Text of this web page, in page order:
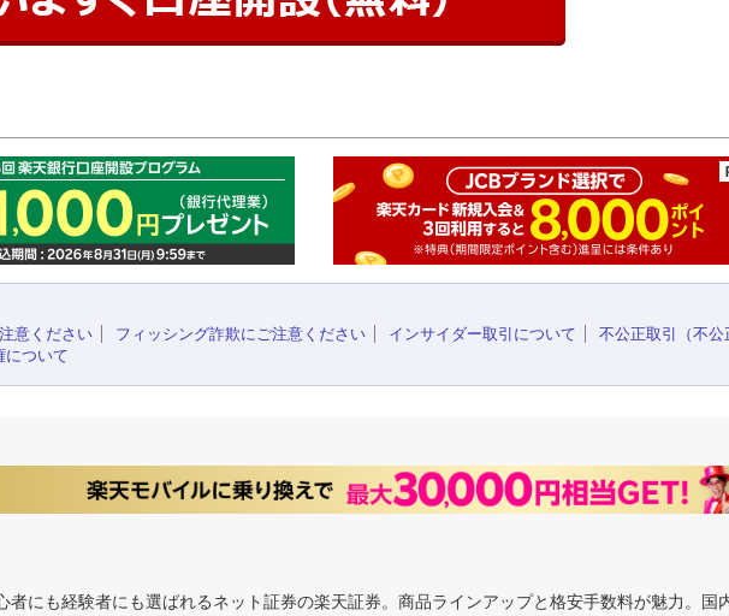
意ください
フィッシング詐欺にご注意ください インサイダー取引について
不公正取引（不
について
にも経験者にも選ばれるネット証券の楽天証券。商品ラインアップと格安手数料が魅力。国